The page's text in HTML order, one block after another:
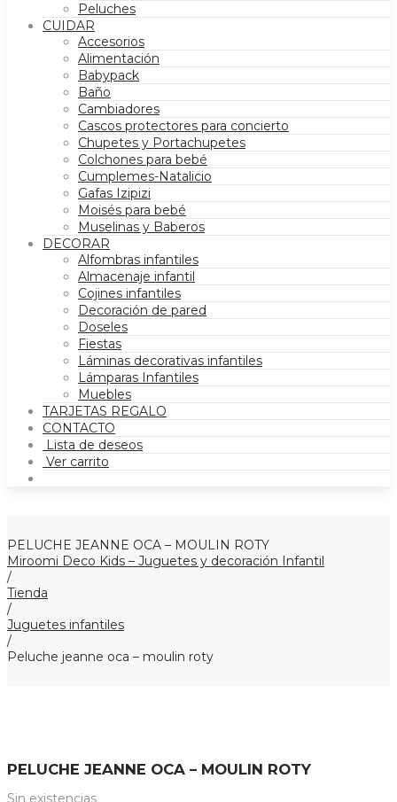
Peluches
CUIDAR
Accesorios
Alimentación
Babypack
Baño
Cambiadores
Cascos protectores para concierto
Chupetes y Portachupetes
Colchones para bebé
Cumplemes-Natalicio
Gafas Izipizi
Moisés para bebé
Muselinas y Baberos
DECORAR
Alfombras infantiles
Almacenaje infantil
Cojines infantiles
Decoración de pared
Doseles
Fiestas
Láminas decorativas infantiles
Lámparas Infantiles
Muebles
TARJETAS REGALO
CONTACTO
Lista de deseos
Ver carrito
PELUCHE JEANNE OCA – MOULIN ROTY
Miroomi Deco Kids – Juguetes y decoración Infantil
/
Tienda
/
Juguetes infantiles
/
Peluche jeanne oca – moulin roty
PELUCHE JEANNE OCA – MOULIN ROTY
Sin existencias